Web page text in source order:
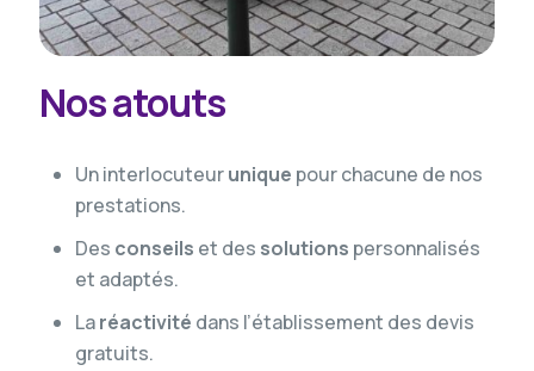
Nos atouts
Un interlocuteurunique pour chacune de nos
prestations.
Des conseils et des solutions personnalisés
et adaptés.
Laréactivité dans l’établissement des devis
gratuits.